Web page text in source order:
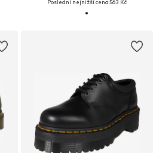
Poslední nejnižší cena:563 Kč